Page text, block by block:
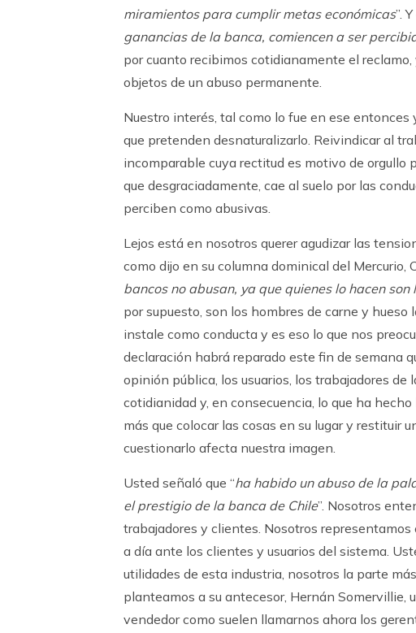
miramientos para cumplir metas económicas”.
ganancias de la banca, comiencen a ser
por cuanto recibimos cotidianamente el
objetos de un abuso permanente.
Nuestro interés, tal como lo fue en ese
que pretenden desnaturalizarlo. Reivindicar al
incomparable cuya rectitud es motivo de
que desgraciadamente, cae al suelo por las
perciben como abusivas.
Lejos está en nosotros querer agudizar las
como dijo en su columna dominical del Mercurio,
bancos no abusan, ya que quienes lo hacen son
por supuesto, son los hombres de carne y
instale como conducta y es eso lo que nos
declaración habrá reparado este fin de semana
opinión pública, los usuarios, los trabajadores
cotidianidad y, en consecuencia, lo que ha
más que colocar las cosas en su lugar y restituir
cuestionarlo afecta nuestra imagen.
Usted señaló que “ha habido un abuso de la
el prestigio de la banca de Chile”. Nosotros
trabajadores y clientes. Nosotros
a día ante los clientes y usuarios del sistema.
utilidades de esta industria, nosotros la parte
planteamos a su antecesor, Hernán Somervillie,
vendedor como suelen llamarnos ahora los